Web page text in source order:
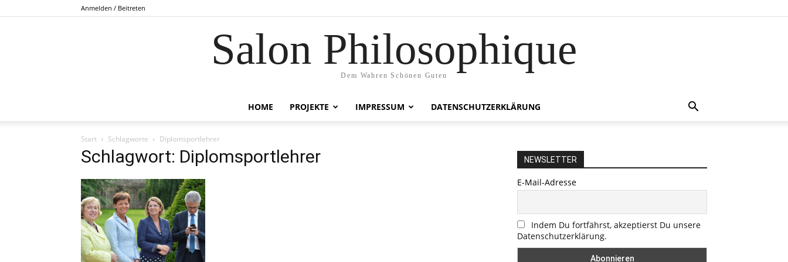
Anmelden / Beitreten
Salon Philosophique
Dem Wahren Schönen Guten
HOME PROJEKTE IMPRESSUM DATENSCHUTZERKLÄRUNG
Start Schlagworte Diplomsportlehrer
Schlagwort: Diplomsportlehrer NEWSLETTER
E-Mail-Adresse
Indem Du fortfährst, akzeptierst Du unsere
Datenschutzerklärung.